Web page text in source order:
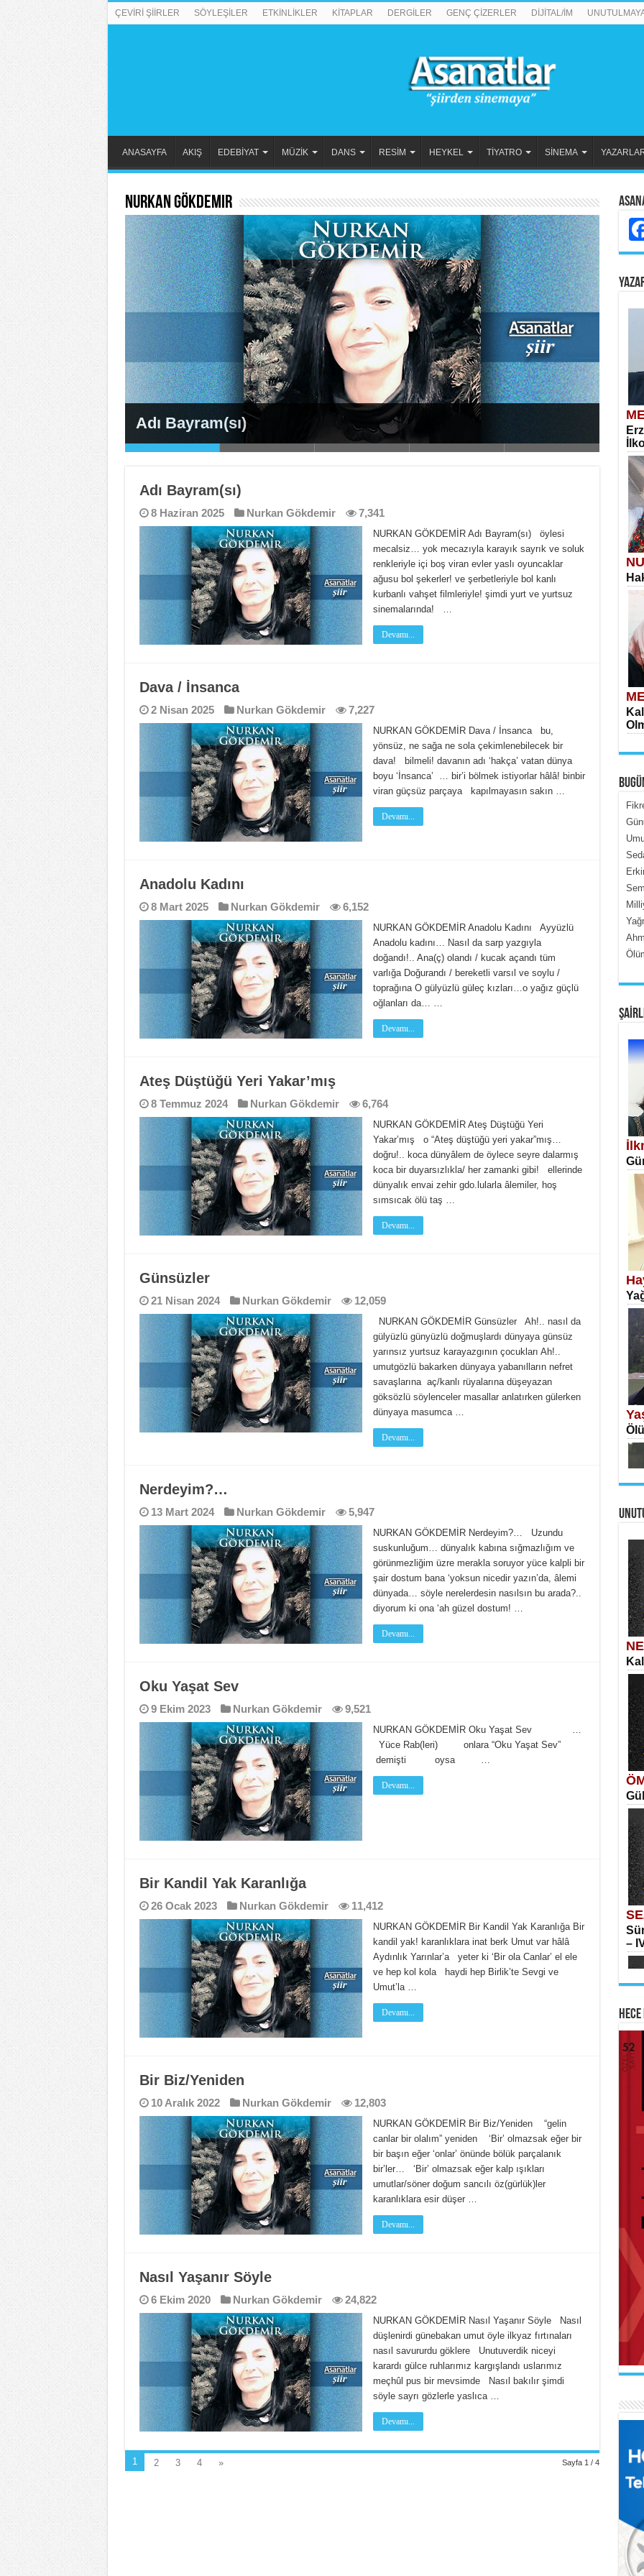
ÇEVİRİ ŞİİRLER SÖYLEŞİLER ETKİNLİKLER KİTAPLAR DERGİLER GENÇ ÇİZERLER DİJİTAL/İM
ANASAYFA AKIŞ EDEBİYAT MÜZİK DANS RESİM HEYKEL TİYATRO SİNEMA
Nurkan Gökdemir
Adı Bayram(sı)
Dava / İnsanca
Anadolu Kadını
Ateş Düştüğü Yeri Yakar’mış
Günsüzler
Adı Bayram(sı)
8 Haziran 2025 Nurkan Gökdemir 7,341
NURKAN GÖKDEMİR Adı Bayram(sı) öylesi
mecalsiz… yok mecazıyla karayık sayrık ve soluk
renkleriyle içi boş viran evler yaslı oyuncaklar
ağusu bol şekerler! ve şerbetleriyle bol kanlı
kurbanlı vahşet filmleriyle! şimdi yurt ve yurtsuz
sinemalarında! …
Devamı...
Dava / İnsanca
2 Nisan 2025 Nurkan Gökdemir 7,227
NURKAN GÖKDEMİR Dava / İnsanca bu,
yönsüz, ne sağa ne sola çekimlenebilecek bir
dava! bilmeli! davanın adı ‘hakça’ vatan dünya
boyu ‘İnsanca’ … bir’i bölmek istiyorlar hâlâ! binbir
viran güçsüz parçaya kapılmayasın sakın …
Devamı...
Anadolu Kadını
8 Mart 2025 Nurkan Gökdemir 6,152
NURKAN GÖKDEMİR Anadolu Kadını Ayyüzlü
Anadolu kadını… Nasıl da sarp yazgıyla
doğandı!.. Ana(ç) olandı / kucak açandı tüm
varlığa Doğurandı / bereketli varsıl ve soylu /
toprağına O gülyüzlü güleç kızları…o yağız güçlü
oğlanları da… …
Devamı...
Ateş Düştüğü Yeri Yakar’mış
8 Temmuz 2024 Nurkan Gökdemir 6,764
NURKAN GÖKDEMİR Ateş Düştüğü Yeri
Yakar’mış o “Ateş düştüğü yeri yakar”mış…
doğru!.. koca dünyâlem de öylece seyre dalarmış
koca bir duyarsızlıkla/ her zamanki gibi! ellerinde
dünyalık envai zehir gdo.lularla âlemiler, hoş
sımsıcak ölü taş …
Devamı...
Günsüzler
21 Nisan 2024 Nurkan Gökdemir 12,059
NURKAN GÖKDEMİR Günsüzler Ah!.. nasıl da
gülyüzlü günyüzlü doğmuşlardı dünyaya günsüz
yarınsız yurtsuz karayazgının çocukları Ah!..
umutgözlü bakarken dünyaya yabanılların nefret
savaşlarına aç/kanlı rüyalarına düşeyazan
göksözlü söylenceler masallar anlatırken gülerken
dünyaya masumca …
Devamı...
Nerdeyim?…
13 Mart 2024 Nurkan Gökdemir 5,947
NURKAN GÖKDEMİR Nerdeyim?… Uzundu
suskunluğum… dünyalık kabına sığmazlığım ve
görünmezliğim üzre merakla soruyor yüce kalpli bir
şair dostum bana ‘yoksun nicedir yazın’da, âlemi
dünyada… söyle nerelerdesin nasılsın bu arada?..
diyorum ki ona ‘ah güzel dostum! …
Devamı...
Oku Yaşat Sev
9 Ekim 2023 Nurkan Gökdemir 9,521
NURKAN GÖKDEMİR Oku Yaşat Sev …
Yüce Rab(leri) onlara “Oku Yaşat Sev”
demişti oysa …
Devamı...
Bir Kandil Yak Karanlığa
26 Ocak 2023 Nurkan Gökdemir 11,412
NURKAN GÖKDEMİR Bir Kandil Yak Karanlığa Bir
kandil yak! karanlıklara inat berk Umut var hâlâ
Aydınlık Yarınlar’a yeter ki ‘Bir ola Canlar’ el ele
ve hep kol kola haydi hep Birlik’te Sevgi ve
Umut’la …
Devamı...
Bir Biz/Yeniden
10 Aralık 2022 Nurkan Gökdemir 12,803
NURKAN GÖKDEMİR Bir Biz/Yeniden “gelin
canlar bir olalım” yeniden ‘Bir’ olmazsak eğer bir
bir başın eğer ‘onlar’ önünde bölük parçalanık
bir’ler… ‘Bir’ olmazsak eğer kalp ışıkları
umutlar/söner doğum sancılı öz(gürlük)ler
karanlıklara esir düşer …
Devamı...
Nasıl Yaşanır Söyle
6 Ekim 2020 Nurkan Gökdemir 24,822
NURKAN GÖKDEMİR Nasıl Yaşanır Söyle Nasıl
düşlenirdi günebakan umut öyle ilkyaz fırtınaları
nasıl savururdu göklere Unutuverdik niceyi
karardı gülce ruhlarımız kargışlandı uslarımız
meçhûl pus bir mevsimde Nasıl bakılır şimdi
söyle sayrı gözlerle yaslıca …
Devamı...
Sayfa 1 / 4
1 2 3 4 »
İki
–